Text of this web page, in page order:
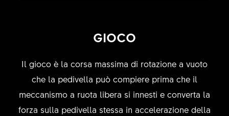
GIOCO
Il gioco è la corsa massima di rotazione a vuoto
che la pedivella può compiere prima che il
meccanismo a ruota libera si innesti e converta la
forza sulla pedivella stessa in accelerazione della